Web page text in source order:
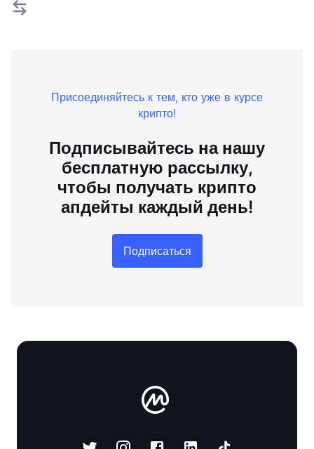
Присоединяйтесь к тем, кто уже в курсе
крипто!
Подписывайтесь на нашу
бесплатную рассылку,
чтобы получать крипто
апдейты каждый день!
Подписаться